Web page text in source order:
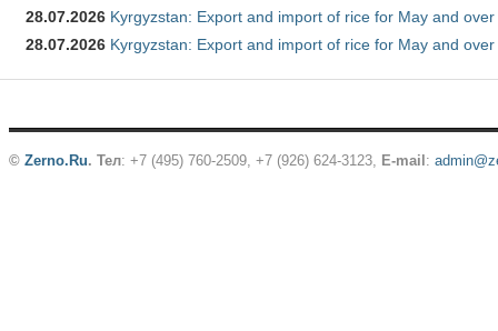
28.07.2026 Kyrgyzstan: Export and import of rice for May and
28.07.2026 Kyrgyzstan: Export and import of rice for May and
© Zerno.Ru. Тел: +7 (495) 760-2509, +7 (926) 624-3123, E-mail :